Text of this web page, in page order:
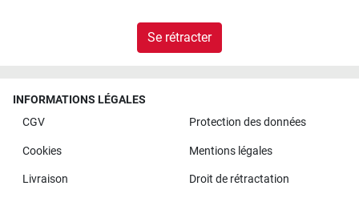
Se rétracter
INFORMATIONS LÉGALES
CGV
Protection des données
Cookies Mentions légales
Livraison Droit de rétractation